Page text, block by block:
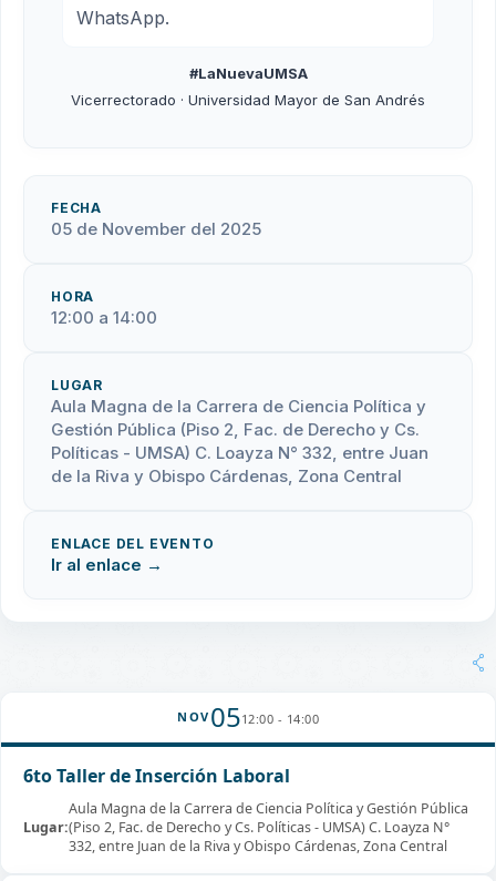
WhatsApp.
#LaNuevaUMSA
Vicerrectorado · Universidad Mayor de San Andrés
FECHA
05 de November del 2025
HORA
12:00 a 14:00
LUGAR
Aula Magna de la Carrera de Ciencia Política y
Gestión Pública (Piso 2, Fac. de Derecho y Cs.
Políticas - UMSA) C. Loayza N° 332, entre Juan
de la Riva y Obispo Cárdenas, Zona Central
ENLACE DEL EVENTO
Ir al enlace →
NOV 0512:00 - 14:00
6to Taller de Inserción Laboral
Lugar:
Aula Magna de la Carrera de Ciencia Política y Gestión Pública
(Piso 2, Fac. de Derecho y Cs. Políticas - UMSA) C. Loayza N°
332, entre Juan de la Riva y Obispo Cárdenas, Zona Central